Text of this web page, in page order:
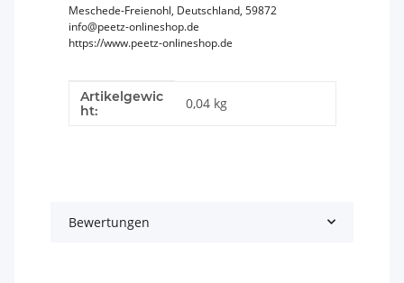
Meschede-Freienohl, Deutschland, 59872
info@peetz-onlineshop.de
https://www.peetz-onlineshop.de
Produkteigenschaft
Wert
Artikelgewic
ht:
0,04 kg
Bewertungen